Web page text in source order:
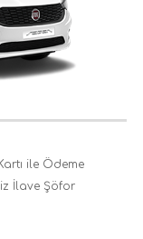
ile Ödeme
İlave Şöfor